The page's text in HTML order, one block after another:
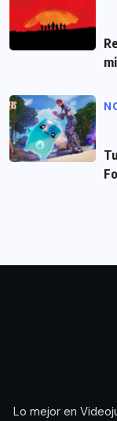
Lo mejor en